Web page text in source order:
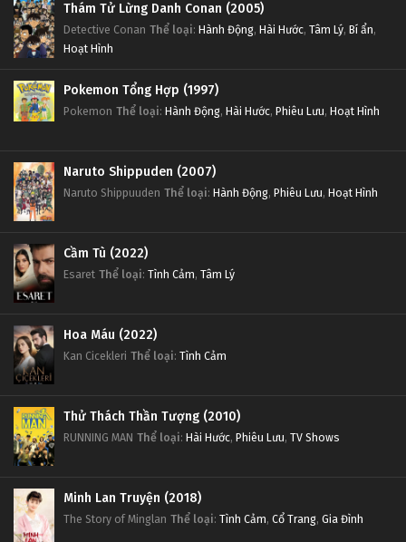
Thám Tử Lừng Danh Conan (2005)
Detective Conan Thể loại: Hành Động, Hài Hước, Tâm Lý, Bí ẩn,
Hoạt Hình
Pokemon Tổng Hợp (1997)
Pokemon Thể loại: Hành Động, Hài Hước, Phiêu Lưu, Hoạt Hình
Naruto Shippuden (2007)
Naruto Shippuuden Thể loại: Hành Động, Phiêu Lưu, Hoạt Hình
Cầm Tù (2022)
Esaret Thể loại: Tình Cảm, Tâm Lý
Hoa Máu (2022)
Kan Cicekleri Thể loại: Tình Cảm
Thử Thách Thần Tượng (2010)
RUNNING MAN Thể loại: Hài Hước, Phiêu Lưu, TV Shows
Minh Lan Truyện (2018)
The Story of Minglan Thể loại: Tình Cảm, Cổ Trang, Gia Đình